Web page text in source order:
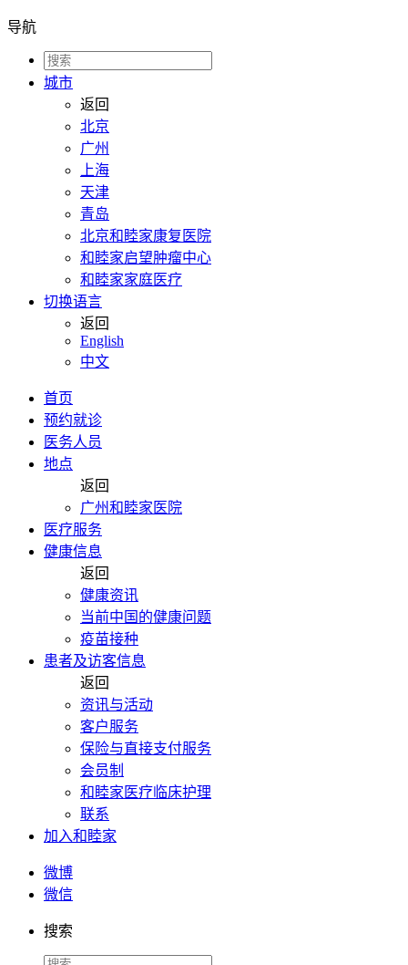
导航
城市
返回
北京
广州
上海
天津
青岛
北京和睦家康复医院
和睦家启望肿瘤中心
和睦家家庭医疗
切换语言
返回
English
中文
首页
预约就诊
医务人员
地点
返回
广州和睦家医院
医疗服务
健康信息
返回
健康资讯
当前中国的健康问题
疫苗接种
患者及访客信息
返回
资讯与活动
客户服务
保险与直接支付服务
会员制
和睦家医疗临床护理
联系
加入和睦家
微博
微信
搜索